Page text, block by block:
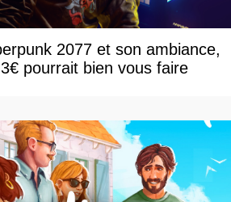
2077 et son ambiance,
pourrait bien vous faire